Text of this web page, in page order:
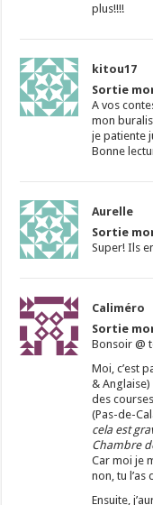
plus!!!!
kitou17
Sortie
A vos
mon
je patiente
Bonne
Aurelle
Sortie
Super! Ils
Caliméro
Sortie
Bonsoir @
Moi, c’est
&
des
(Pas-de-
cela est
Chambre
Car moi je
non, tu l’as
Ensuite,